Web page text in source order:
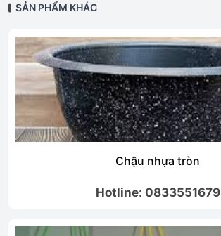
SẢN PHẨM KHÁC
Chậu nhựa tròn
Hotline: 0833551679